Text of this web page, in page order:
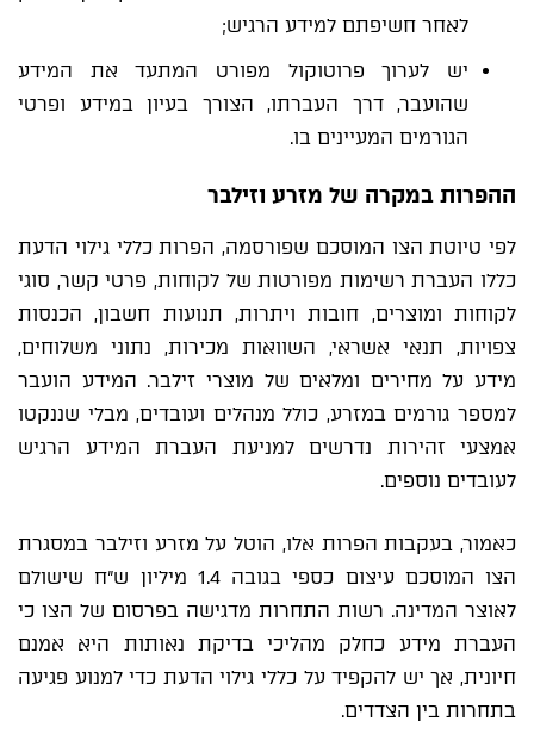
לאחר חשיפתם למידע הרגיש;
יש לערוך פרוטוקול מפורט המתעד את המידע
שהועבר, דרך העברתו, הצורך בעיון במידע ופרטי
הגורמים המעיינים בו.
ההפרות במקרה של מזרע וזילבר
לפי טיוטת הצו המוסכם שפורסמה, הפרות כללי גילוי הדעת
כללו העברת רשימות מפורטות של לקוחות, פרטי קשר, סוגי
לקוחות ומוצרים, חובות ויתרות, תנועות חשבון, הכנסות
צפויות, תנאי אשראי, השוואות מכירות, נתוני משלוחים,
מידע על מחירים ומלאים של מוצרי זילבר. המידע הועבר
למספר גורמים במזרע, כולל מנהלים ועובדים, מבלי שננקטו
אמצעי זהירות נדרשים למניעת העברת המידע הרגיש
לעובדים נוספים.
כאמור, בעקבות הפרות אלו, הוטל על מזרע וזילבר במסגרת
הצו המוסכם עיצום כספי בגובה 1.4 מיליון ש"ח שישולם
לאוצר המדינה. רשות התחרות מדגישה בפרסום של הצו כי
העברת מידע כחלק מהליכי בדיקת נאותות היא אמנם
חיונית, אך יש להקפיד על כללי גילוי הדעת כדי למנוע פגיעה
בתחרות בין הצדדים.